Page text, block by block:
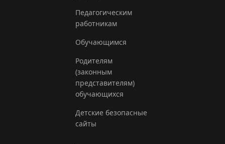
Педагогическим
работникам
Обучающимся
Родителям
(законным
представителям)
обучающихся
Детские безопасные
сайты